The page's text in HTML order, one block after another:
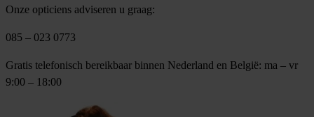
Onze opticiens adviseren u graag:
085 – 023 0773
Gratis telefonisch bereikbaar binnen Nederland en België: ma – vr
9:00 – 18:00